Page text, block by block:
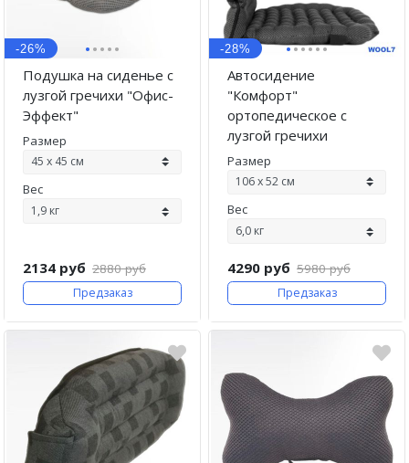
·····
-26%
Подушка на сиденье с
лузгой гречихи "Офис-
Эффект"
Размер
Вес
2134 руб 2880 руб
Предзаказ
······
-28%
Автосидение
"Комфорт"
ортопедическое с
лузгой гречихи
Размер
Вес
4290 руб 5980 руб
Предзаказ
Шорты шерстяные
Наколенники из шерсти
Воротники шерстяные
Шапки из шерсти
Шарфы шерстяные